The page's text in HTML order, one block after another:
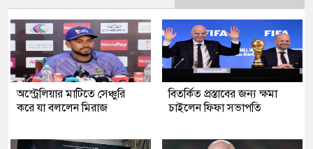
অস্ট্রেলিয়ার মাটিতে সেঞ্চুরি
করে যা বললেন মিরাজ
বিতর্কিত প্রস্তাবের জন্য ক্ষমা
চাইলেন ফিফা সভাপতি